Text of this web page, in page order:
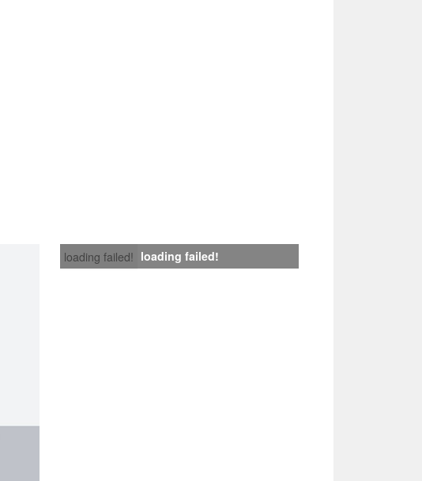
loading failed! loading failed!